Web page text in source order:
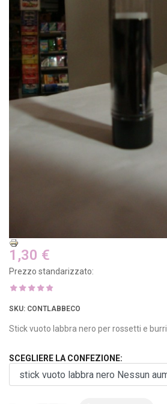
1,30 €
Prezzo standarizzato:
SKU: CONTLABBECO
Stick vuoto labbra nero per rossetti e burri.
SCEGLIERE LA CONFEZIONE: